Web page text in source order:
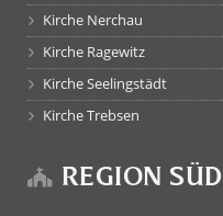
Kirche Nerchau
Kirche Ragewitz
Kirche Seelingstädt
Kirche Trebsen
REGION SÜD